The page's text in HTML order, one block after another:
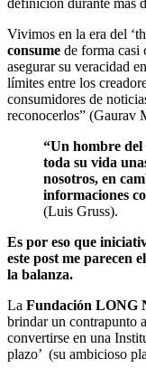
Vivimos en la era del
consume de forma casi
asegurar su veracidad
límites entre los
consumidores de
reconocerlos” (Gaurav
“Un hombre
toda su vida
nosotros, en
informaciones
(Luis Gruss).
Es por eso que
este post me parecen
la balanza.
La Fundación LONG
brindar un contrapunto
convertirse en una
plazo’ (su ambicioso